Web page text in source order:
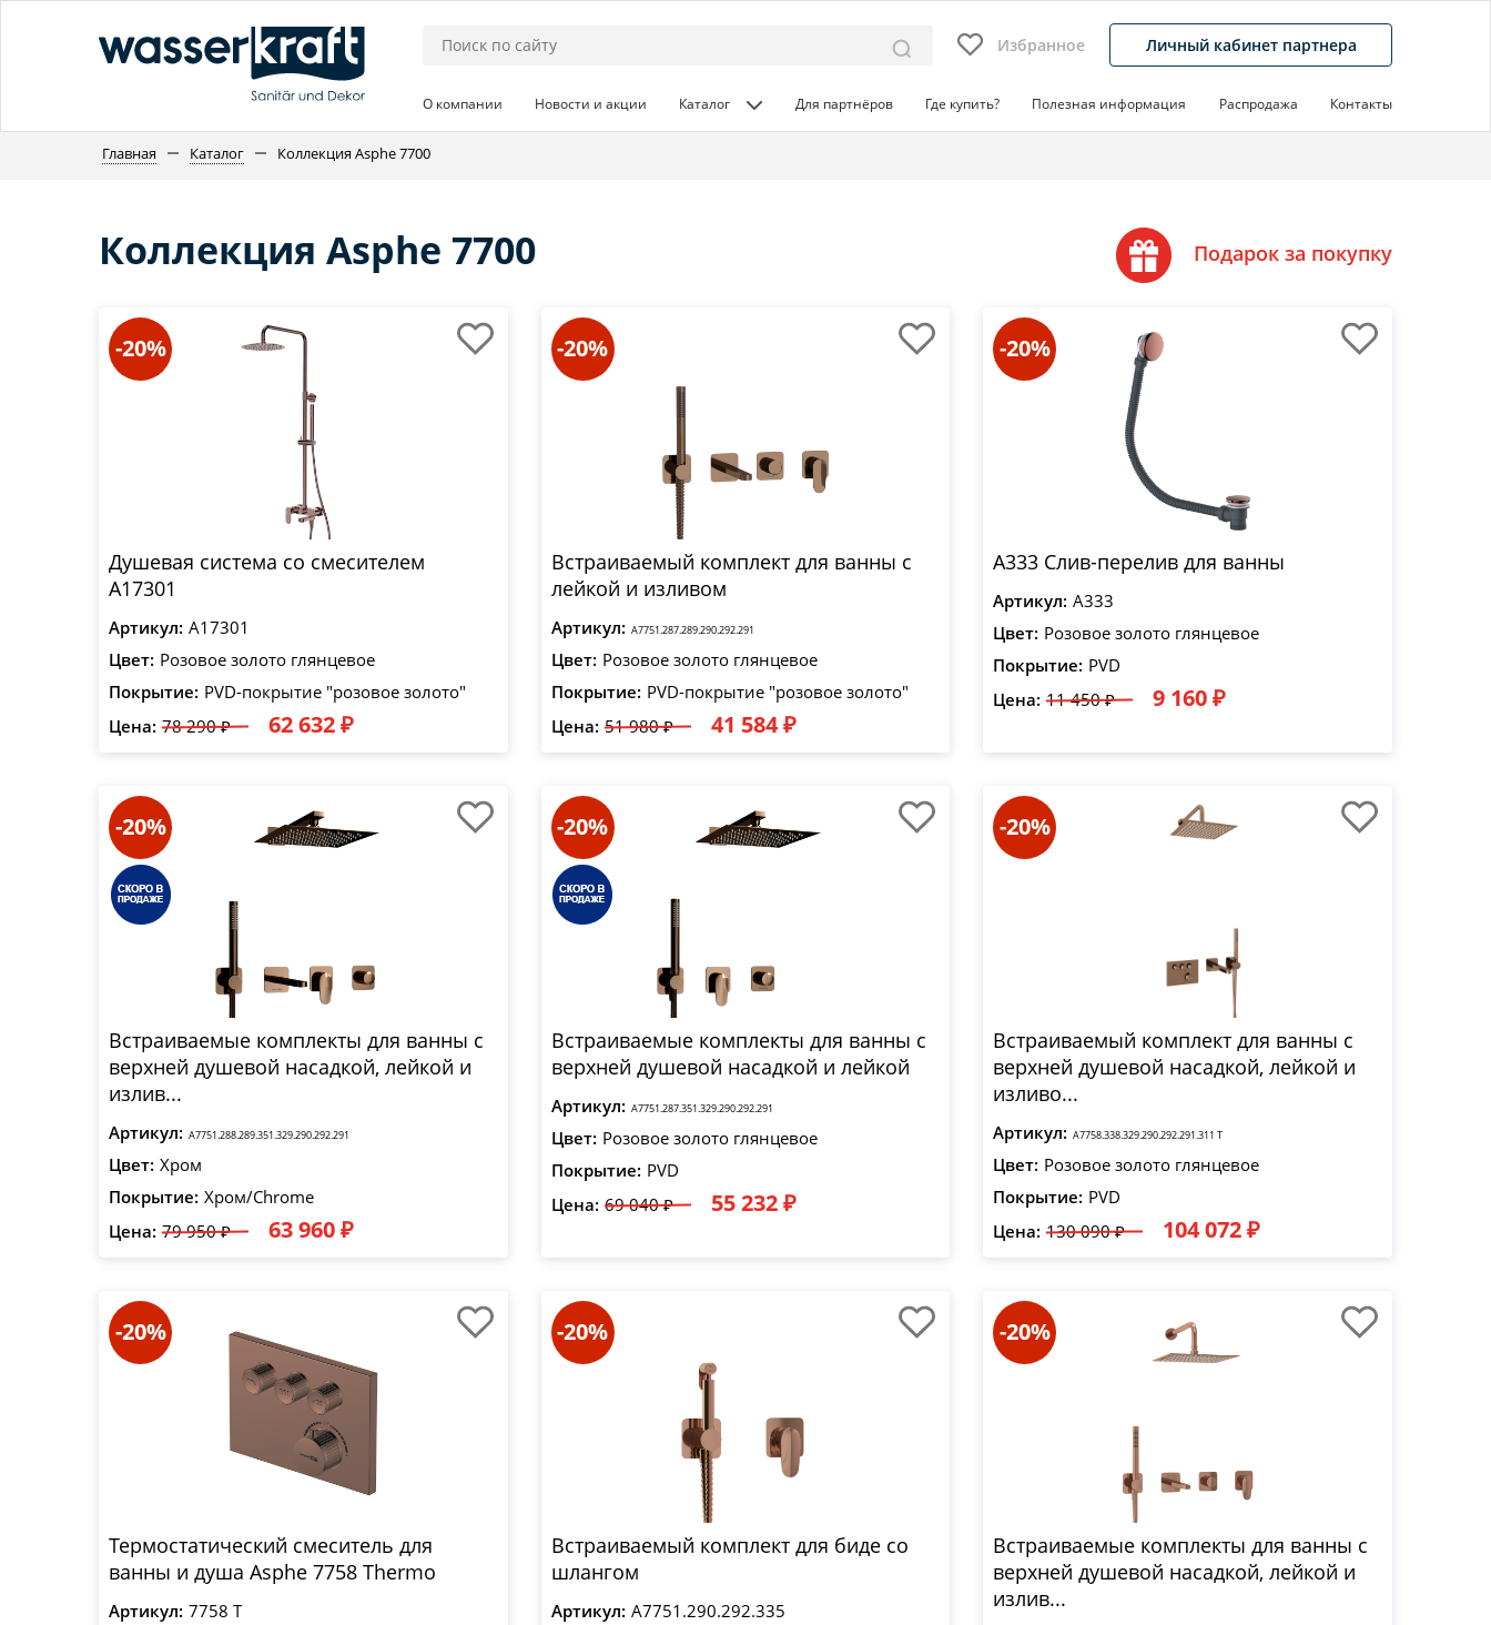
Избранное Личный кабинет партнера
О компании Новости и акции Каталог Для партнёров Где купить? Полезная информация Распродажа Контакты
Главная Каталог Коллекция Asphe 7700
Коллекция Asphe 7700 Подарок за покупку
-20%
Душевая система со смесителем
A17301
Артикул: A17301
Цвет: Розовое золото глянцевое
Покрытие: PVD-покрытие "розовое золото"
Цена: 78 290 ₽ 62 632 ₽
-20%
Встраиваемый комплект для ванны с
лейкой и изливом
Артикул: A7751.287.289.290.292.291
Цвет: Розовое золото глянцевое
Покрытие: PVD-покрытие "розовое золото"
Цена: 51 980 ₽ 41 584 ₽
-20%
A333 Слив-перелив для ванны
Артикул: A333
Цвет: Розовое золото глянцевое
Покрытие: PVD
Цена: 11 450 ₽ 9 160 ₽
-20%
Встраиваемые комплекты для ванны с
верхней душевой насадкой, лейкой и
излив...
Артикул: A7751.288.289.351.329.290.292.291
Цвет: Хром
Покрытие: Хром/Chrome
Цена: 79 950 ₽ 63 960 ₽
-20%
Встраиваемые комплекты для ванны с
верхней душевой насадкой и лейкой
Артикул: A7751.287.351.329.290.292.291
Цвет: Розовое золото глянцевое
Покрытие: PVD
Цена: 69 040 ₽ 55 232 ₽
-20%
Встраиваемый комплект для ванны с
верхней душевой насадкой, лейкой и
изливо...
Артикул: A7758.338.329.290.292.291.311 T
Цвет: Розовое золото глянцевое
Покрытие: PVD
Цена: 130 090 ₽ 104 072 ₽
-20%
Термостатический смеситель для
ванны и душа Asphe 7758 Thermo
Артикул: 7758 T
-20%
Встраиваемый комплект для биде со
шлангом
Артикул: A7751.290.292.335
-20%
Встраиваемые комплекты для ванны с
верхней душевой насадкой, лейкой и
излив...